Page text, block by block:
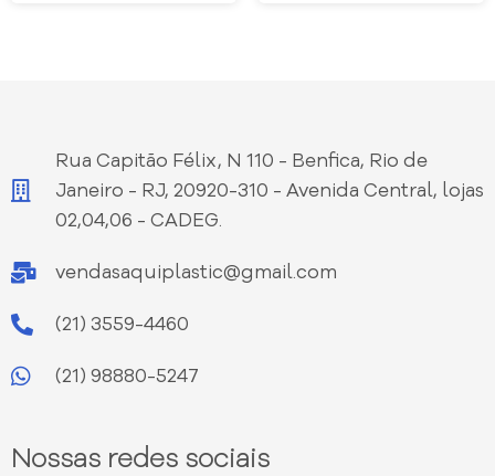
Rua Capitão Félix, N 110 - Benfica, Rio de
Janeiro - RJ, 20920-310 - Avenida Central, lojas
02,04,06 - CADEG.
vendasaquiplastic@gmail.com
(21) 3559-4460
(21) 98880-5247
Nossas redes sociais